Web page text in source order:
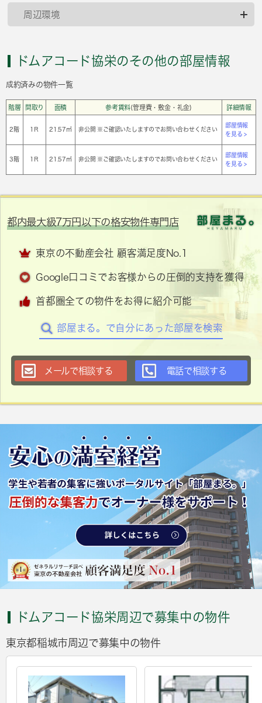
周辺環境
ドムアコード協栄のその他の部屋情報
成約済みの物件一覧
階層 間取り 面積 参考賃料(管理費・敷金・礼金) 詳細情報
2階 1Ｒ 21.57㎡ 非公開 ※ご確認いたしますのでお問い合わせください
部屋情報
を見る >
3階 1Ｒ 21.57㎡ 非公開 ※ご確認いたしますのでお問い合わせください
部屋情報
を見る >
都内最大級7万円以下の格安物件専門店
東京の不動産会社 顧客満足度No.1
Google口コミでお客様からの圧倒的支持を獲得
首都圏全ての物件をお得に紹介可能
部屋まる。で自分にあった部屋を検索
メールで相談する 電話で相談する
ドムアコード協栄周辺で募集中の物件
東京都稲城市周辺で募集中の物件